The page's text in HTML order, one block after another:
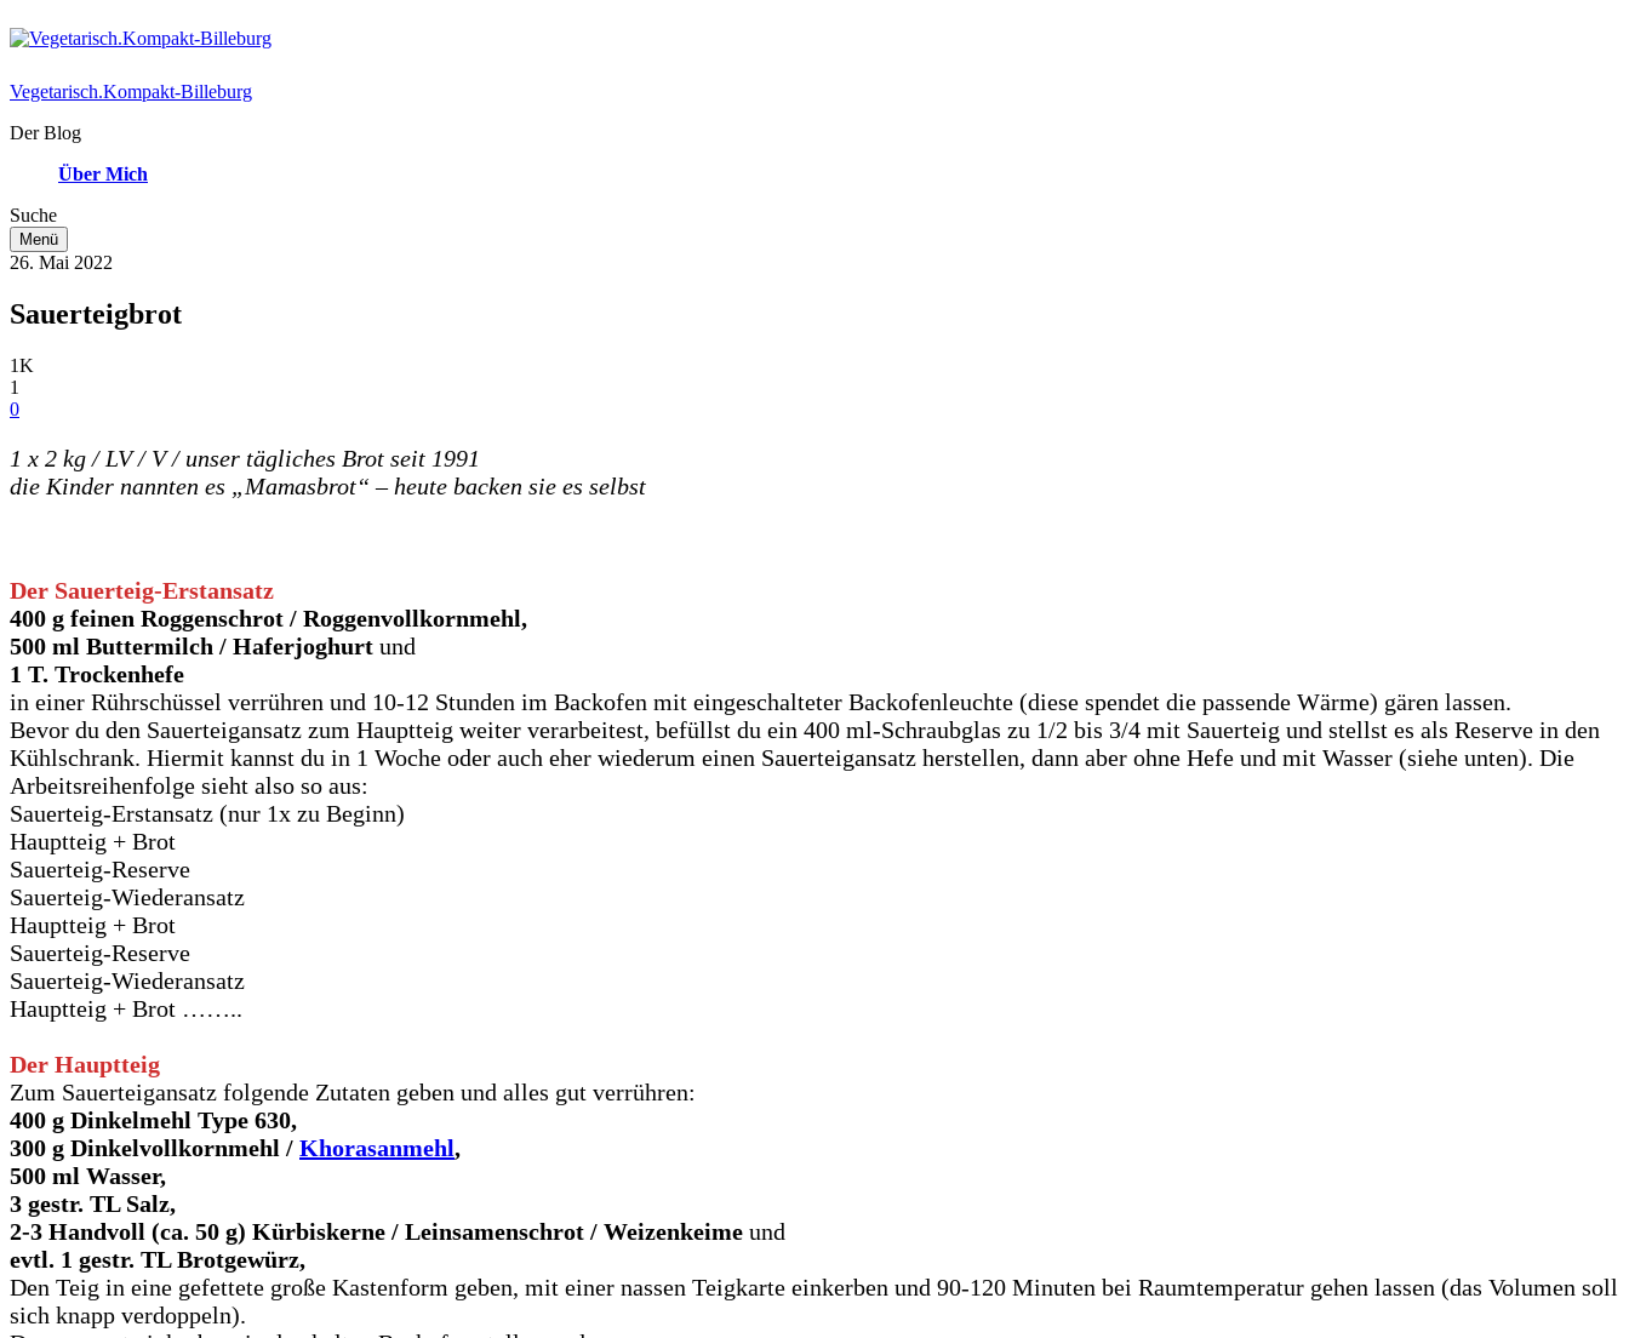
Vegetarisch.Kompakt-Billeburg
Der Blog
Über Mich
Suche
Menü
26. Mai 2022
Sauerteigbrot
1K
1
0
1 x 2 kg / LV / V / unser tägliches Brot seit 1991
die Kinder nannten es „Mamasbrot“ – heute backen sie es selbst
Der Sauerteig-Erstansatz
400 g feinen Roggenschrot / Roggenvollkornmehl,
500 ml Buttermilch / Haferjoghurt und
1 T. Trockenhefe
in einer Rührschüssel verrühren und 10-12 Stunden im Backofen mit eingeschalteter Backofenleuchte (diese spendet die passende Wärme) gären lassen.
Bevor du den Sauerteigansatz zum Hauptteig weiter verarbeitest, befüllst du ein 400 ml-Schraubglas zu 1/2 bis 3/4 mit Sauerteig und stellst es als Reserve in den
Kühlschrank. Hiermit kannst du in 1 Woche oder auch eher wiederum einen Sauerteigansatz herstellen, dann aber ohne Hefe und mit Wasser (siehe unten). Die
Arbeitsreihenfolge sieht also so aus:
Sauerteig-Erstansatz (nur 1x zu Beginn)
Hauptteig + Brot
Sauerteig-Reserve
Sauerteig-Wiederansatz
Hauptteig + Brot
Sauerteig-Reserve
Sauerteig-Wiederansatz
Hauptteig + Brot ……..
Der Hauptteig
Zum Sauerteigansatz folgende Zutaten geben und alles gut verrühren:
400 g Dinkelmehl Type 630,
300 g Dinkelvollkornmehl / Khorasanmehl,
500 ml Wasser,
3 gestr. TL Salz,
2-3 Handvoll (ca. 50 g) Kürbiskerne / Leinsamenschrot / Weizenkeime und
evtl. 1 gestr. TL Brotgewürz,
Den Teig in eine gefettete große Kastenform geben, mit einer nassen Teigkarte einkerben und 90-120 Minuten bei Raumtemperatur gehen lassen (das Volumen soll
sich knapp verdoppeln).